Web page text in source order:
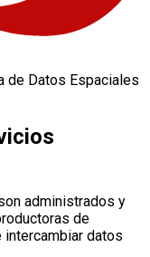
de Datos Espaciales
administrados y
de
intercambiar datos